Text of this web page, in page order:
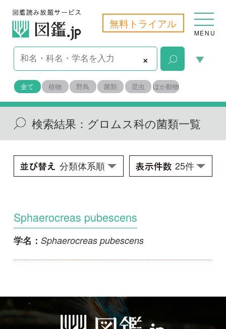
無料トライアル
MENU
×
全て 植物 野鳥 菌類 昆虫 ほか動物
検索結果：グロムス科の菌類一覧
初めての方へ コース一覧